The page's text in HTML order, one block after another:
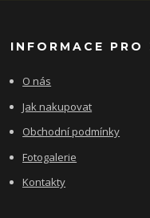
INFORMACE PRO
O nás
Jak nakupovat
Obchodní podmínky
Fotogalerie
Kontakty